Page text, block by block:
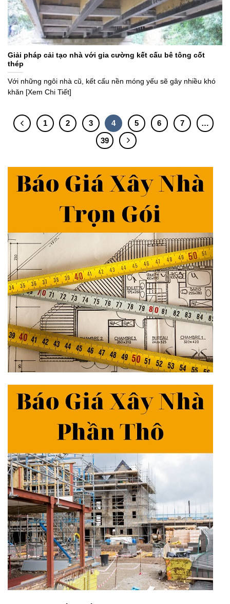
Giải pháp cải tạo nhà với gia cường kết cấu bê tông cốt
thép
Với những ngôi nhà cũ, kết cấu nền móng yếu sẽ gây nhiều khó
khăn [Xem Chi Tiết]
1 2 3 4 5 6 7
…
39